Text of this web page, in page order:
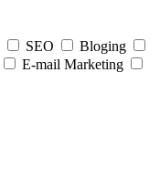
SEO
Bloging
E-mail Marketing